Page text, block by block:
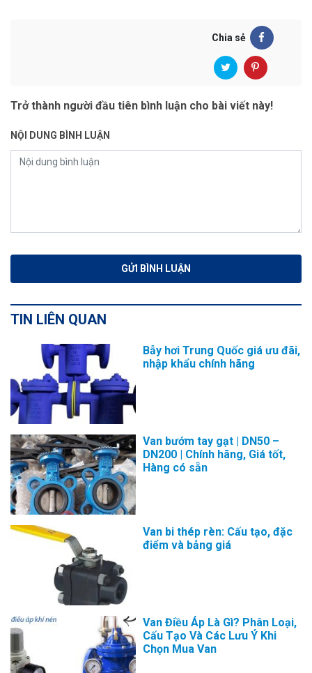
Chia sẻ
Trở thành người đầu tiên bình luận cho bài viết này!
NỘI DUNG BÌNH LUẬN
TIN LIÊN QUAN
Bẫy hơi Trung Quốc giá ưu đãi,
nhập khẩu chính hãng
Van bướm tay gạt | DN50 –
DN200 | Chính hãng, Giá tốt,
Hàng có sẵn
Van bi thép rèn: Cấu tạo, đặc
điểm và bảng giá
Van Điều Áp Là Gì? Phân Loại,
Cấu Tạo Và Các Lưu Ý Khi
Chọn Mua Van